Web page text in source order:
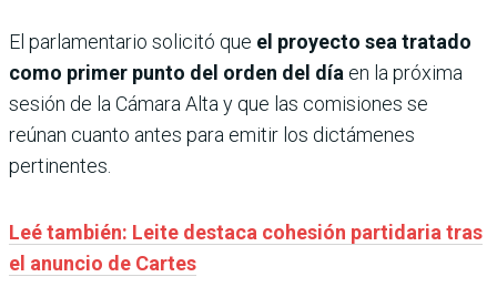
El parlamentario solicitó que el proyecto sea tratado
como primer punto del orden del día en la próxima
sesión de la Cámara Alta y que las comisiones se
reúnan cuanto antes para emitir los dictámenes
pertinentes.
Leé también: Leite destaca cohesión partidaria tras
el anuncio de Cartes